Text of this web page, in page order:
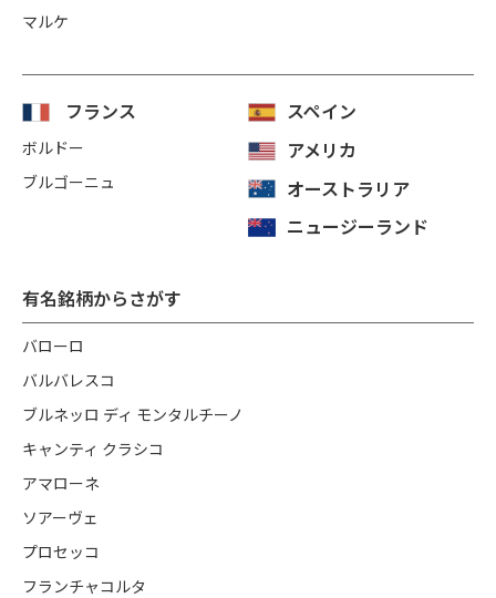
マルケ
フランス
ボルドー
ブルゴーニュ
スペイン
アメリカ
オーストラリア
ニュージーランド
有名銘柄からさがす
バローロ
バルバレスコ
ブルネッロ ディ モンタルチーノ
キャンティ クラシコ
アマローネ
ソアーヴェ
プロセッコ
フランチャコルタ